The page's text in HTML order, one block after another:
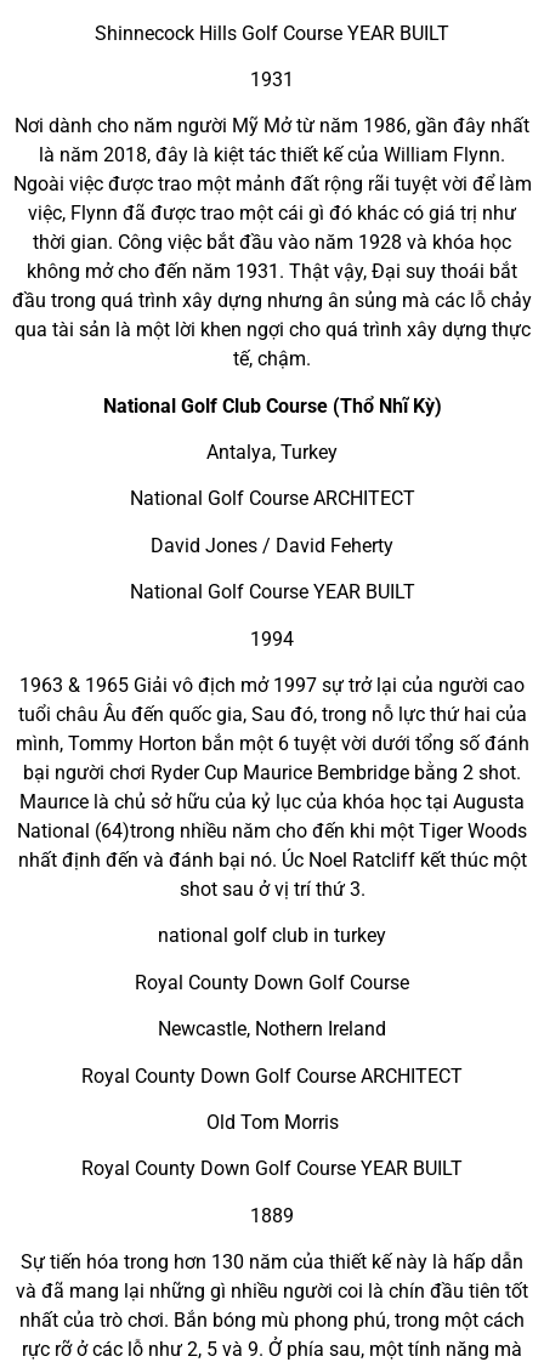
Shinnecock Hills Golf Course YEAR BUILT
1931
Nơi dành cho năm người Mỹ Mở từ năm 1986, gần đây nhất
là năm 2018, đây là kiệt tác thiết kế của William Flynn.
Ngoài việc được trao một mảnh đất rộng rãi tuyệt vời để làm
việc, Flynn đã được trao một cái gì đó khác có giá trị như
thời gian. Công việc bắt đầu vào năm 1928 và khóa học
không mở cho đến năm 1931. Thật vậy, Đại suy thoái bắt
đầu trong quá trình xây dựng nhưng ân sủng mà các lỗ chảy
qua tài sản là một lời khen ngợi cho quá trình xây dựng thực
tế, chậm.
National Golf Club Course (Thổ Nhĩ Kỳ)
Antalya, Turkey
National Golf Course ARCHITECT
David Jones / David Feherty
National Golf Course YEAR BUILT
1994
1963 & 1965 Giải vô địch mở 1997 sự trở lại của người cao
tuổi châu Âu đến quốc gia, Sau đó, trong nỗ lực thứ hai của
mình, Tommy Horton bắn một 6 tuyệt vời dưới tổng số đánh
bại người chơi Ryder Cup Maurice Bembridge bằng 2 shot.
Maurıce là chủ sở hữu của kỷ lục của khóa học tại Augusta
National (64)trong nhiều năm cho đến khi một Tiger Woods
nhất định đến và đánh bại nó. Úc Noel Ratcliff kết thúc một
shot sau ở vị trí thứ 3.
national golf club in turkey
Royal County Down Golf Course
Newcastle, Nothern Ireland
Royal County Down Golf Course ARCHITECT
Old Tom Morris
Royal County Down Golf Course YEAR BUILT
1889
Sự tiến hóa trong hơn 130 năm của thiết kế này là hấp dẫn
và đã mang lại những gì nhiều người coi là chín đầu tiên tốt
nhất của trò chơi. Bắn bóng mù phong phú, trong một cách
rực rỡ ở các lỗ như 2, 5 và 9. Ở phía sau, một tính năng mà